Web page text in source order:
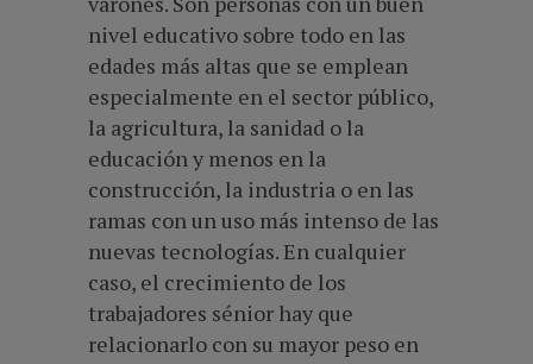
nivel educativo sobre todo en las
edades más altas que se emplean
especialmente en el sector público,
la agricultura, la sanidad o la
educación y menos en la
construcción, la industria o en las
ramas con un uso más intenso de las
nuevas tecnologías. En cualquier
caso, el crecimiento de los
trabajadores sénior hay que
relacionarlo con su mayor peso en